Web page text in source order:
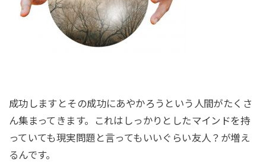
成功しますとその成功にあやかろうという人間がたくさ
ん集まってきます。これはしっかりとしたマインドを持
っていても現実問題と言ってもいいぐらい友人？が増え
るんです。